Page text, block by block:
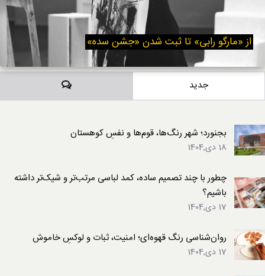
از «مارگو رابی» تا ثبت شدن «جشن سده»
جدید دیدگاه‌ها
بجنورد؛ شهر رنگ‌ها، قوم‌ها و نفسِ کوهستان
18 دی,1404
چطور با چند تصمیم ساده، کمد لباسی مرتب‌تر و شیک‌تر داشته
باشیم؟
17 دی,1404
روان‌شناسی رنگ قهوه‌ای؛ امنیت، ثبات و لوکسِ خاموش
17 دی,1404